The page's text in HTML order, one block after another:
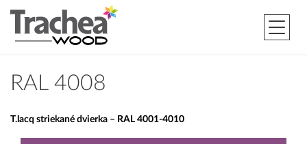
RAL 4008
T.lacq striekané dvierka – RAL 4001-4010